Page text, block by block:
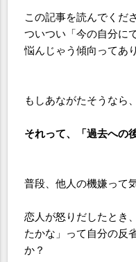
この記事を読んでくだ
ついつい「今の自分に
悩んじゃう傾向ってあ
もしあながたそうなら、
それって、「過去への
普段、他人の機嫌って
恋人が怒りだしたとき
たかな」って自分の反
か？